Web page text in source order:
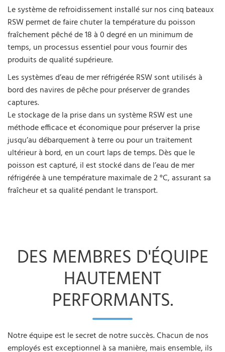
Le système de refroidissement installé sur nos cinq bateaux
RSW permet de faire chuter la température du poisson
fraîchement pêché de 18 à 0 degré en un minimum de
temps, un processus essentiel pour vous fournir des
produits de qualité supérieure.
Les systèmes d’eau de mer réfrigérée RSW sont utilisés à
bord des navires de pêche pour préserver de grandes
captures.
Le stockage de la prise dans un système RSW est une
méthode efficace et économique pour préserver la prise
jusqu’au débarquement à terre ou pour un traitement
ultérieur à bord, en un court laps de temps. Dès que le
poisson est capturé, il est stocké dans de l’eau de mer
réfrigérée à une température maximale de 2 °C, assurant sa
fraîcheur et sa qualité pendant le transport.
DES MEMBRES D'ÉQUIPE
HAUTEMENT
PERFORMANTS.
Notre équipe est le secret de notre succès. Chacun de nos
employés est exceptionnel à sa manière, mais ensemble, ils